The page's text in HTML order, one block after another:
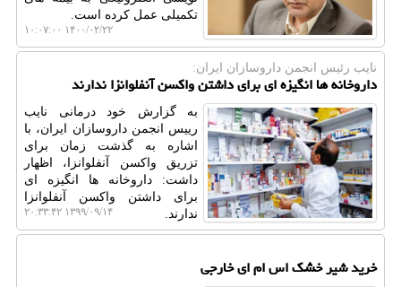
تکمیلی عمل کرده است.
۱۴۰۰/۰۲/۲۲ ۱۰:۰۷:۰۰
نایب رئیس انجمن داروسازان ایران:
داروخانه ها انگیزه ای برای داشتن واكسن آنفلوانزا ندارند
به گزارش خود درمانی نایب
رییس انجمن داروسازان ایران، با
اشاره به گذشت زمان برای
تزریق واکسن آنفلوانزا، اظهار
داشت: داروخانه ها انگیزه ای
برای داشتن واکسن آنفلوانزا
ندارند.
۱۳۹۹/۰۹/۱۴ ۲۰:۳۳:۴۲
خرید شیر خشك اس ام ای خارجی